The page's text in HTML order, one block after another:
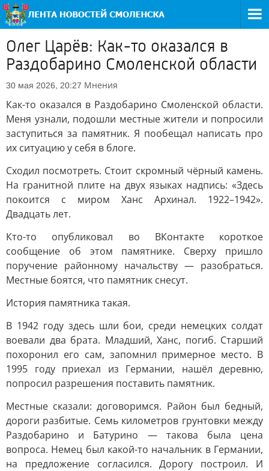
Олег Царёв: Как-то оказался в
Раздобарино Смоленской области
30 мая 2026, 20:27 Мнения
Как-то оказался в Раздобарино Смоленской области.
Меня узнали, подошли местные жители и попросили
заступиться за памятник. Я пообещал написать про
их ситуацию у себя в блоге.
Сходил посмотреть. Стоит скромный чёрный камень.
На гранитной плите на двух языках надпись: «Здесь
покоится с миром Ханс Архинал. 1922–1942».
Двадцать лет.
Кто-то опубликовал во ВКонтакте короткое
сообщение об этом памятнике. Сверху пришло
поручение районному начальству — разобраться.
Местные боятся, что памятник снесут.
История памятника такая.
В 1942 году здесь шли бои, среди немецких солдат
воевали два брата. Младший, Ханс, погиб. Старший
похоронил его сам, запомнил примерное место. В
1995 году приехал из Германии, нашёл деревню,
попросил разрешения поставить памятник.
Местные сказали: договоримся. Район был бедный,
дороги разбитые. Семь километров грунтовки между
Раздобарино и Батурино — такова была цена
вопроса. Немец был какой-то начальник в Германии,
на предложение согласился. Дорогу построил. И